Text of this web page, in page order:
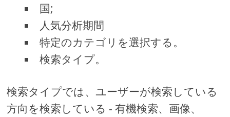
国;
人気分析期間
特定のカテゴリを選択する。
検索タイプ。
検索タイプでは、ユーザーが検索している
方向を検索している - 有機検索、画像、